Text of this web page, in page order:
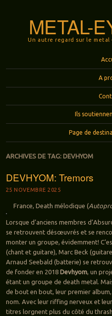
METAL-
Un autre regard sur le metal
A
Ils
Page de
ARCHIVES DE TAG: DEVHYOM
DEVHYOM: Tremors
25 NOVEMBRE 2025
France, Death mélodique (
Lorsque d’anciens membres
se retrouvent désœuvrés et se
monter un groupe, évidemment!
(chant et guitare), Marc Beck
Arnaud Seebald (batterie) se
de fonder en 2018 Devhyom, un
étant un groupe de death metal.
de bout en bout, leur premier album,
nom. Avec leur riffing nerveux et
titres lorgnent plus du côté du